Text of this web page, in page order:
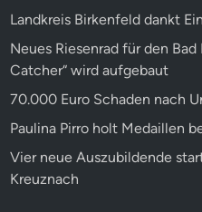
Landkreis Birkenfeld dankt
Neues Riesenrad für den
Catcher“ wird aufgebaut
70.000 Euro Schaden nach
Paulina Pirro holt Medaillen
Vier neue Auszubildende
Kreuznach